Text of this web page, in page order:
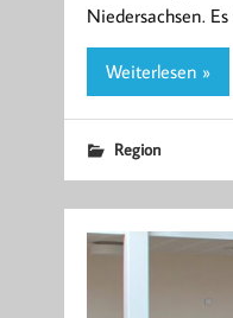
Niedersachsen.
Weiterlesen »
Region